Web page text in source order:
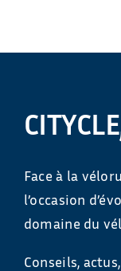
Face à la
l’occasion
domaine du
Conseils,